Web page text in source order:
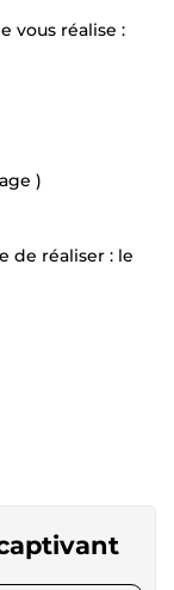
vous réalise :
)
de réaliser : le